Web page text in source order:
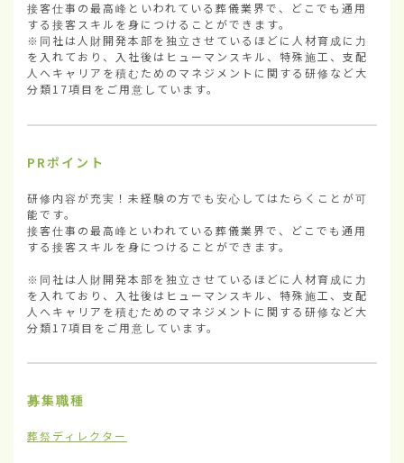
接客仕事の最高峰といわれている葬儀業界で、どこでも通用
する接客スキルを身につけることができます。
※同社は人財開発本部を独立させているほどに人材育成に力
を入れており、入社後はヒューマンスキル、特殊施工、支配
人へキャリアを積むためのマネジメントに関する研修など大
分類17項目をご用意しています。
PRポイント
研修内容が充実！未経験の方でも安心してはたらくことが可
能です。
接客仕事の最高峰といわれている葬儀業界で、どこでも通用
する接客スキルを身につけることができます。
※同社は人財開発本部を独立させているほどに人材育成に力
を入れており、入社後はヒューマンスキル、特殊施工、支配
人へキャリアを積むためのマネジメントに関する研修など大
分類17項目をご用意しています。
募集職種
葬祭ディレクター